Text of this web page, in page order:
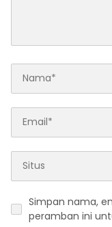
Simpan nama,
peramban ini